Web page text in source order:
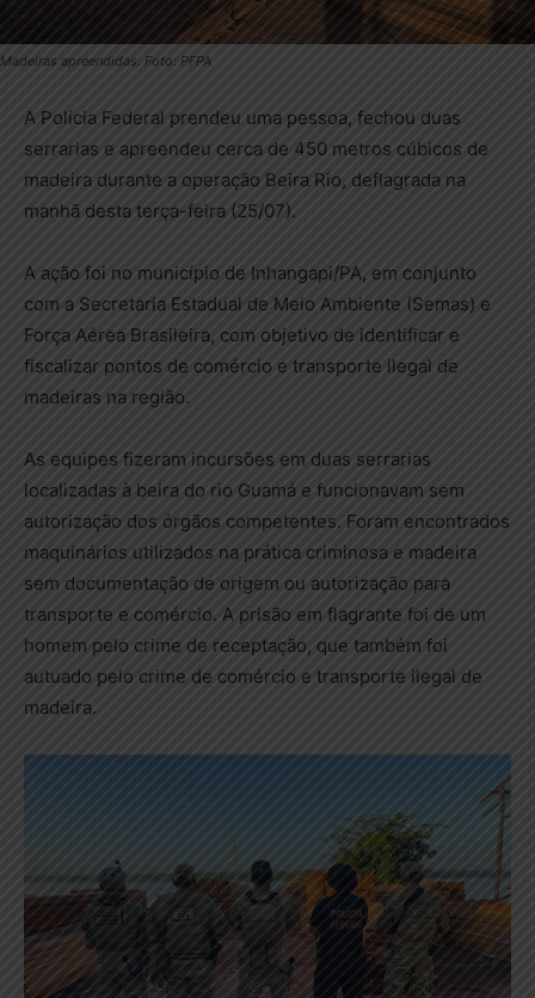
Madeiras apreendidas. Foto: PFPA
A Polícia Federal prendeu uma pessoa, fechou duas
serrarias e apreendeu cerca de 450 metros cúbicos de
madeira durante a operação Beira Rio, deflagrada na
manhã desta terça-feira (25/07).
A ação foi no município de Inhangapi/PA, em conjunto
com a Secretaria Estadual de Meio Ambiente (Semas) e
Força Aérea Brasileira, com objetivo de identificar e
fiscalizar pontos de comércio e transporte ilegal de
madeiras na região.
As equipes fizeram incursões em duas serrarias
localizadas à beira do rio Guamá e funcionavam sem
autorização dos órgãos competentes. Foram encontrados
maquinários utilizados na prática criminosa e madeira
sem documentação de origem ou autorização para
transporte e comércio. A prisão em flagrante foi de um
homem pelo crime de receptação, que também foi
autuado pelo crime de comércio e transporte ilegal de
madeira.